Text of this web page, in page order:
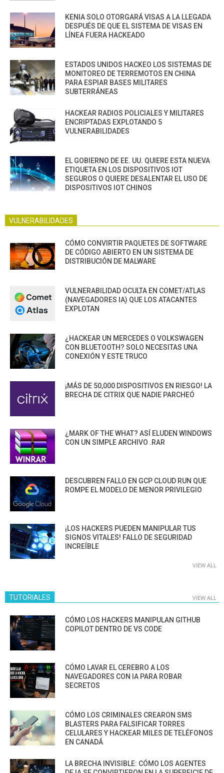
KENIA SOLO OTORGARÁ VISAS A LA LLEGADA
DESPUÉS DE QUE EL SISTEMA DE VISAS EN
LÍNEA FUERA HACKEADO
ESTADOS UNIDOS HACKEO LOS SISTEMAS DE
MONITOREO DE TERREMOTOS EN CHINA
PARA ESPIAR BASES MILITARES
SUBTERRÁNEAS
HACKEAR RADIOS POLICIALES Y MILITARES
ENCRIPTADAS EXPLOTANDO 5
VULNERABILIDADES
EL GOBIERNO DE EE. UU. QUIERE ESTA NUEVA
ETIQUETA EN LOS DISPOSITIVOS IOT
SEGUROS O QUIERE DESALENTAR EL USO DE
DISPOSITIVOS IOT CHINOS
VULNERABILIDADES
CÓMO CONVIRTIR PAQUETES DE SOFTWARE
DE CÓDIGO ABIERTO EN UN SISTEMA DE
DISTRIBUCIÓN DE MALWARE
VULNERABILIDAD OCULTA EN COMET/ATLAS
(NAVEGADORES IA) QUE LOS ATACANTES
EXPLOTAN
¿HACKEAR UN MERCEDES O VOLKSWAGEN
CON BLUETOOTH? SOLO NECESITAS UNA
CONEXIÓN Y ESTE TRUCO
¡MÁS DE 50,000 DISPOSITIVOS EN RIESGO! LA
BRECHA DE CITRIX QUE NADIE PARCHEÓ
¿MARK OF THE WHAT? ASÍ ELUDEN WINDOWS
CON UN SIMPLE ARCHIVO .RAR
DESCUBREN FALLO EN GCP CLOUD RUN QUE
ROMPE EL MODELO DE MENOR PRIVILEGIO
¡LOS HACKERS PUEDEN MANIPULAR TUS
SIGNOS VITALES! FALLO DE SEGURIDAD
INCREÍBLE
VIEW ALL
TUTORIALES VIEW ALL
CÓMO LOS HACKERS MANIPULAN GITHUB
COPILOT DENTRO DE VS CODE
CÓMO LAVAR EL CEREBRO A LOS
NAVEGADORES CON IA PARA ROBAR
SECRETOS
CÓMO LOS CRIMINALES CREARON SMS
BLASTERS PARA FALSIFICAR TORRES
CELULARES Y HACKEAR MILES DE TELÉFONOS
EN CANADÁ
LA BRECHA INVISIBLE: CÓMO LOS AGENTES